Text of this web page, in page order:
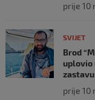
prije 10
SVIJET
Brod
uplovio
zastavu
prije 10